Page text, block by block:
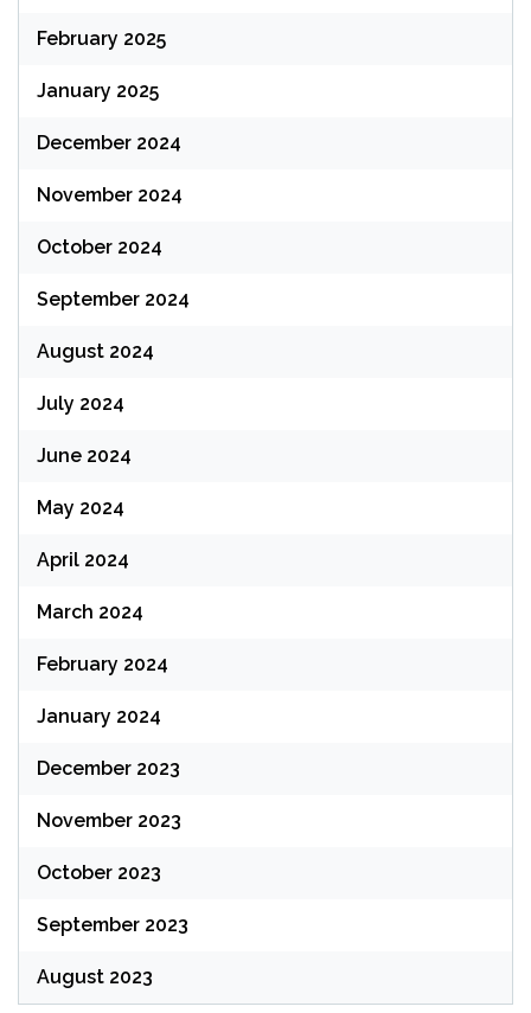
February 2025
January 2025
December 2024
November 2024
October 2024
September 2024
August 2024
July 2024
June 2024
May 2024
April 2024
March 2024
February 2024
January 2024
December 2023
November 2023
October 2023
September 2023
August 2023